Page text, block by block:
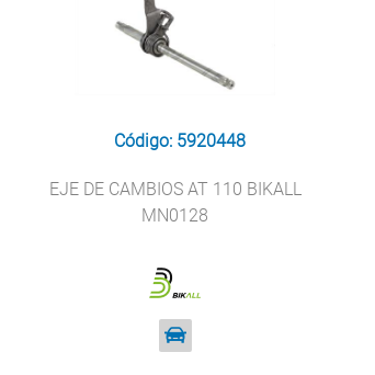
Código: 5920448
EJE DE CAMBIOS AT 110 BIKALL
MN0128